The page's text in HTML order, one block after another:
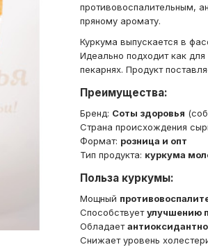
противовоспалительным,
пряному аромату.
Куркума выпускается в
Идеально подходит как
пекарнях. Продукт
Преимущества:
Бренд: Соты здоровья
Страна происхождения
Формат: розница и опт
Тип продукта: куркума
Польза куркумы:
Мощный
Способствуетулучшению
Обладает
Снижает уровень